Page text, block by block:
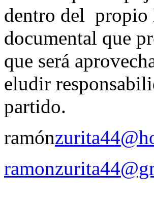
dentro del propio
documental que
que será
eludir
partido.
ramón